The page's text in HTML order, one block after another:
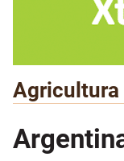
Agricultura